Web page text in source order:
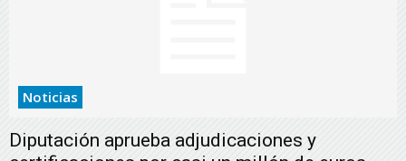
Noticias
Diputación aprueba adjudicaciones y